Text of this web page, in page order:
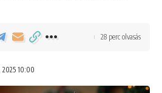
2025 10:00
28 perc olvasás